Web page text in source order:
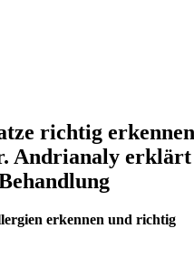
richtig
Andrianaly erklärt
erkennen und richtig